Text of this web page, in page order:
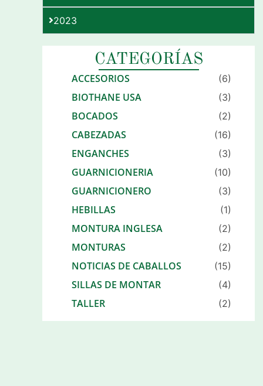
2023
CATEGORÍAS
ACCESORIOS (6)
BIOTHANE USA (3)
BOCADOS (2)
CABEZADAS (16)
ENGANCHES (3)
GUARNICIONERIA (10)
GUARNICIONERO (3)
HEBILLAS (1)
MONTURA INGLESA (2)
MONTURAS (2)
NOTICIAS DE CABALLOS (15)
SILLAS DE MONTAR (4)
TALLER (2)